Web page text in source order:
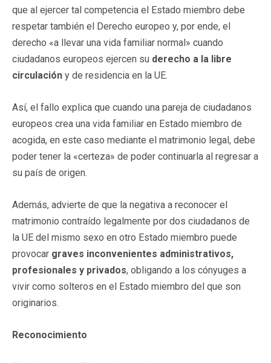
que al ejercer tal competencia el Estado miembro debe
respetar también el Derecho europeo y, por ende, el
derecho «a llevar una vida familiar normal» cuando
ciudadanos europeos ejercen su derecho a la libre
circulación y de residencia en la UE.
Así, el fallo explica que cuando una pareja de ciudadanos
europeos crea una vida familiar en Estado miembro de
acogida, en este caso mediante el matrimonio legal, debe
poder tener la «certeza» de poder continuarla al regresar a
su país de origen.
Además, advierte de que la negativa a reconocer el
matrimonio contraído legalmente por dos ciudadanos de
la UE del mismo sexo en otro Estado miembro puede
provocar graves inconvenientes administrativos,
profesionales y privados, obligando a los cónyuges a
vivir como solteros en el Estado miembro del que son
originarios.
Reconocimiento